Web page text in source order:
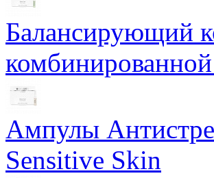
Балансирующий
Ампулы
Sensitive Skin